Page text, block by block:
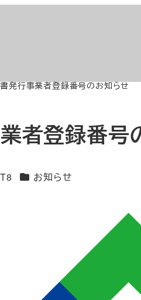
発行事業者登録番号のお知らせ
者登録番号
カテゴリー
お知らせ